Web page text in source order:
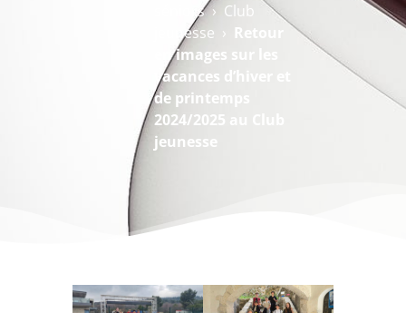
séniors› Club
jeunesse › Retour
en images sur les
vacances d’hiver et
de printemps
2024/2025 au Club
jeunesse